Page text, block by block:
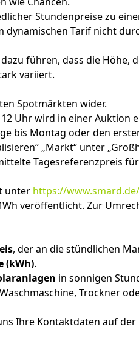
Stundenpreise zu
Tarif nicht
führen, dass die Höhe,
variiert.
Spotmärkten wider.
Uhr wird in einer Auktion
bis Montag oder den
„Markt“ unter
Tagesreferenzpreis
unter https://
veröffentlicht. Zur
, der an die stündlichen
(kWh).
in sonnigen
Trockner
Ihre Kontaktdaten auf der